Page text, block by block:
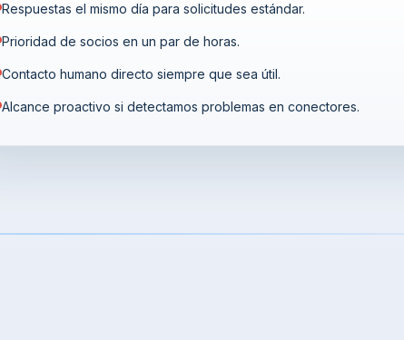
Respuestas el mismo día para solicitudes estándar.
Prioridad de socios en un par de horas.
Contacto humano directo siempre que sea útil.
Alcance proactivo si detectamos problemas en conectores.